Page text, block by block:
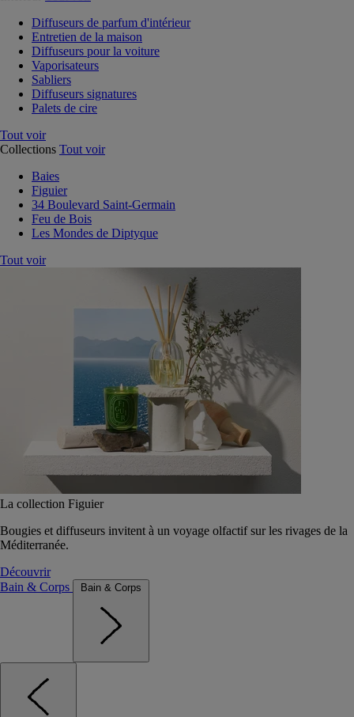
Diffuseurs de parfum d'intérieur
Entretien de la maison
Diffuseurs pour la voiture
Vaporisateurs
Sabliers
Diffuseurs signatures
Palets de cire
Tout voir
Collections Tout voir
Baies
Figuier
34 Boulevard Saint-Germain
Feu de Bois
Les Mondes de Diptyque
Tout voir
La collection Figuier
Bougies et diffuseurs invitent à un voyage olfactif sur les rivages de la
Méditerranée.
Découvrir
Bain & Corps
Bain & Corps